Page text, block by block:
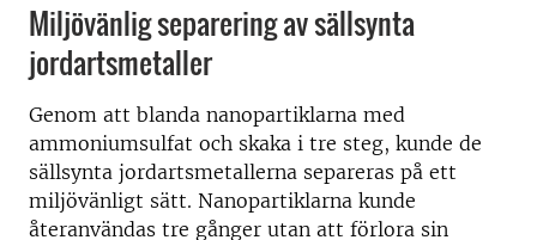
Miljövänlig separering av sällsynta
jordartsmetaller
Genom att blanda nanopartiklarna med
ammoniumsulfat och skaka i tre steg, kunde de
sällsynta jordartsmetallerna separeras på ett
miljövänligt sätt. Nanopartiklarna kunde
återanvändas tre gånger utan att förlora sin